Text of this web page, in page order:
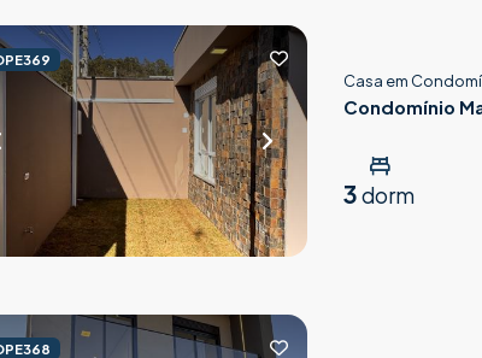
Casa em
Condomínio
3 dorm